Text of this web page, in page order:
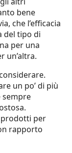
bene
che l’efficacia
del tipo di
per una
un’altra.
un po’ di più
sempre
prodotti per
rapporto